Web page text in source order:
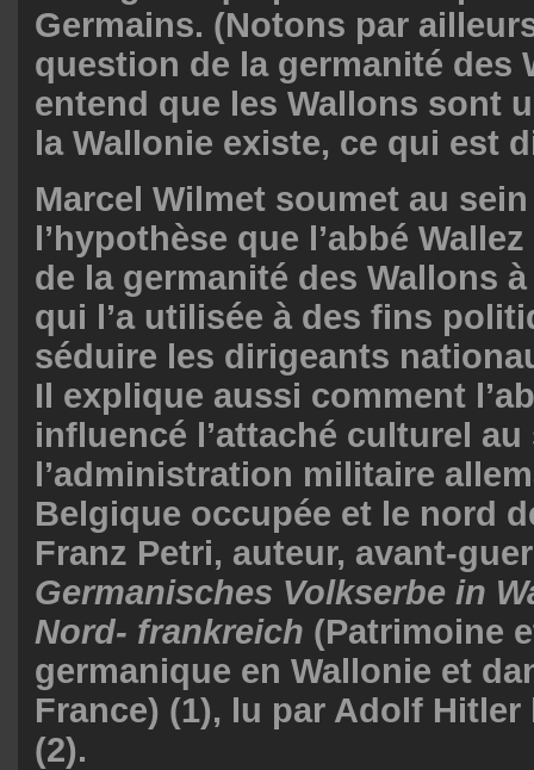
Germains. (Notons par
question de la germanité des
entend que les Wallons sont
la Wallonie existe, ce qui est
Marcel Wilmet soumet au
l’hypothèse que l’abbé
de la germanité des Wallons
qui l’a utilisée à des fins
séduire les dirigeants
Il explique aussi comment
influencé l’attaché culturel au
l’administration militaire
Belgique occupée et le nord
Franz Petri, auteur, avant-
Germanisches Volkserbe in
Nord- frankreich (Patrimoine
germanique en Wallonie et
France) (1), lu par Adolf Hitler
(2).